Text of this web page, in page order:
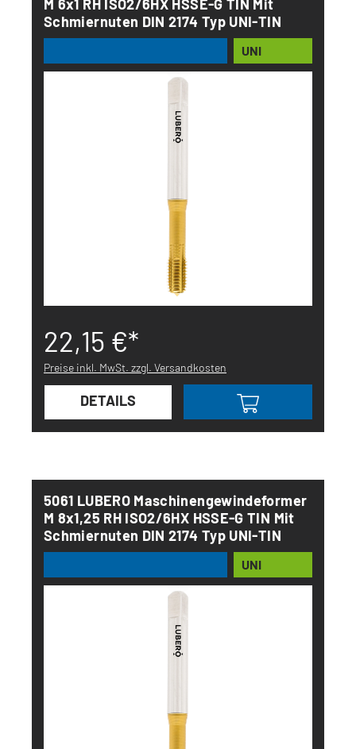
M 6x1 RH ISO2/6HX HSSE-G TIN Mit
Schmiernuten DIN 2174 Typ UNI-TIN
UNI
22,15 €*
Preise inkl. MwSt. zzgl. Versandkosten
DETAILS
5061 LUBERO Maschinengewindeformer
M 8x1,25 RH ISO2/6HX HSSE-G TIN Mit
Schmiernuten DIN 2174 Typ UNI-TIN
UNI